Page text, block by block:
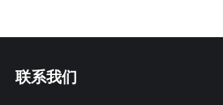
联系我们